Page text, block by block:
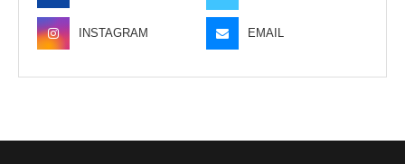
INSTAGRAM EMAIL